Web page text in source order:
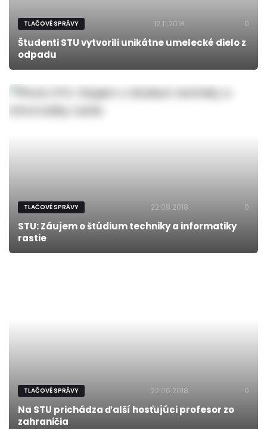
TLAČOVÉ SPRÁVY 12.11.2018 0
Študenti STU vytvorili unikátne umelecké dielo z
odpadu
TLAČOVÉ SPRÁVY 22.08.2018 0
STU: Záujem o štúdium techniky a informatiky
rastie
TLAČOVÉ SPRÁVY 22.06.2018 0
Na STU prichádza ďalší hosťujúci profesor zo
zahraničia